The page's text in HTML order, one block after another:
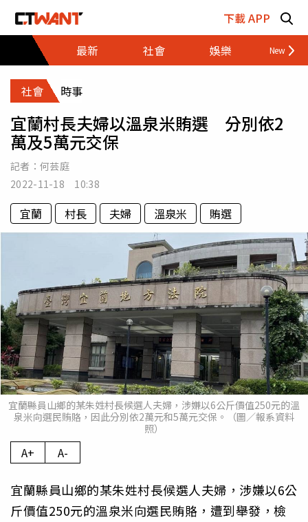
下載 APP
最新
社會 娛樂 財經
社會 時事
宜蘭村長夫婦以溫泉米賄選 分別依2
萬及5萬元交保
記者： 何芸庭
2022-11-18 10:38
宜蘭 村長 夫婦 溫泉米 賄選
宜蘭縣員山鄉的某朱姓村長候選人夫婦，涉嫌以6公斤價值250元的溫
泉米向選民賄賂，因此分別依2萬元和5萬元交保。（圖／報系資料
照）
A+ A-
宜蘭縣員山鄉的某朱姓村長候選人夫婦，涉嫌以6公
斤價值250元的溫泉米向選民賄賂，遭到舉發，檢